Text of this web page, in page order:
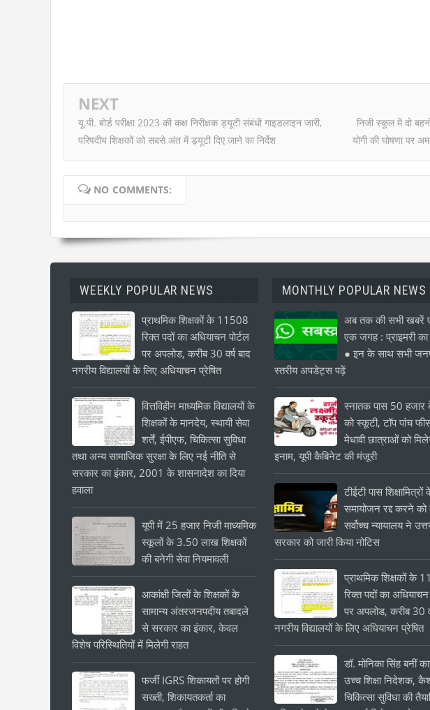
NEXT
यू.पी. बोर्ड परीक्षा 2023 की कक्ष निरीक्षक ड्यूटी संबंधी गाइडलाइन जारी,
परिषदीय शिक्षकों को सबसे अंत में ड्यूटी दिए जाने का निर्देश
निजी स्कूल में दो
योगी की घोषणा पर
NO COMMENTS:
WEEKLY POPULAR NEWS
प्राथमिक शिक्षकों के 11508
रिक्त पदों का अधियाचन पोर्टल
पर अपलोड, करीब 30 वर्ष बाद
नगरीय विद्यालयों के लिए अधियाचन प्रेषित
वित्तविहीन माध्यमिक विद्यालयों के
शिक्षकों के मानदेय, स्थायी सेवा
शर्तें, ईपीएफ, चिकित्सा सुविधा
तथा अन्य सामाजिक सुरक्षा के लिए नई नीति से
सरकार का इंकार, 2001 के शासनादेश का दिया
हवाला
यूपी में 25 हजार निजी माध्यमिक
स्कूलों के 3.50 लाख शिक्षकों
की बनेगी सेवा नियमावली
आकांक्षी जिलों के शिक्षकों के
सामान्य अंतरजनपदीय तबादले
से सरकार का इंकार, केवल
विशेष परिस्थितियों में मिलेगी राहत
फर्जी IGRS शिकायतों पर होगी
सख्ती, शिकायतकर्ता का
MONTHLY POPULAR NEWS
अब तक की सभी खबरें
एक जगह : प्राइमरी का
● इन के साथ सभी
स्तरीय अपडेट्स पढ़ें
स्नातक पास 50 हजार
को स्कूटी, टॉप पांच
मेधावी छात्राओं को
इनाम, यूपी कैबिनेट की मंजूरी
टीईटी पास शिक्षामित्रों
समायोजन रद्द करने
सर्वोच्च न्यायालय ने
सरकार को जारी किया नोटिस
प्राथमिक शिक्षकों के
रिक्त पदों का अधियाचन
पर अपलोड, करीब 30
नगरीय विद्यालयों के लिए अधियाचन प्रेषित
डॉ. मोनिका सिंह बनीं
उच्च शिक्षा निदेशक,
चिकित्सा सुविधा की